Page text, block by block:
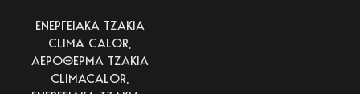
ΕΝΕΡΓΕΙΑΚΑ ΤΖΑΚΙΑ
CLIMA CALOR,
ΑΕΡΟΘΕΡΜΑ ΤΖΑΚΙΑ
CLIMACALOR,